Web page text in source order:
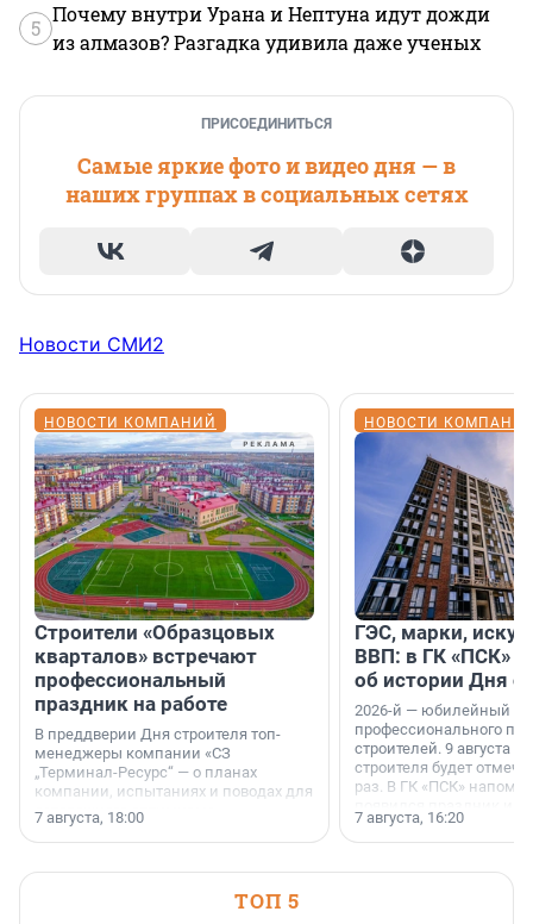
5
Почему внутри Урана и Нептуна идут дожди
из алмазов? Разгадка удивила даже ученых
ПРИСОЕДИНИТЬСЯ
Самые яркие фото и видео дня — в
наших группах в социальных сетях
Новости СМИ2
НОВОСТИ КОМПАНИЙ
Строители «Образцовых
кварталов» встречают
профессиональный
праздник на работе
В преддверии Дня строителя топ-
менеджеры компании «СЗ
„Терминал-Ресурс“ — о планах
компании, испытаниях и поводах для
осторожного оптимизма.
7 августа, 18:00
НОВОСТИ
ГЭС, марки,
ВВП: в ГК «ПСК»
об истории Дня
2026-й — юбилейный
профессионального
строителей. 9 августа
строителя будет
раз. В ГК «ПСК»
поменялась роль
7 августа, 16:20
ТОП 5